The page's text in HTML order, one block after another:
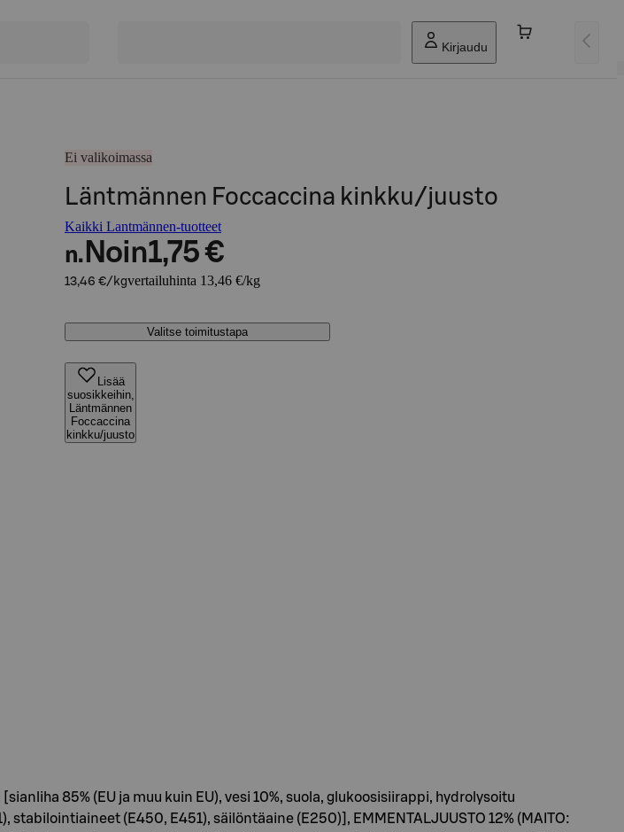
Kirjaudu
Ei valikoimassa
Läntmännen Foccaccina kinkku/juusto
Kaikki Lantmännen-tuotteet
n. Noin1,75 €
13,46 €/kgvertailuhinta 13,46 €/kg
Valitse toimitustapa
Lisää
suosikkeihin,
Läntmännen
Foccaccina
kinkku/juusto
85% (EU ja muu kuin EU), vesi 10%, suola, glukoosisiirappi, hydrolysoitu
(E450, E451), säilöntäaine (E250)], EMMENTALJUUSTO 12% (MAITO: